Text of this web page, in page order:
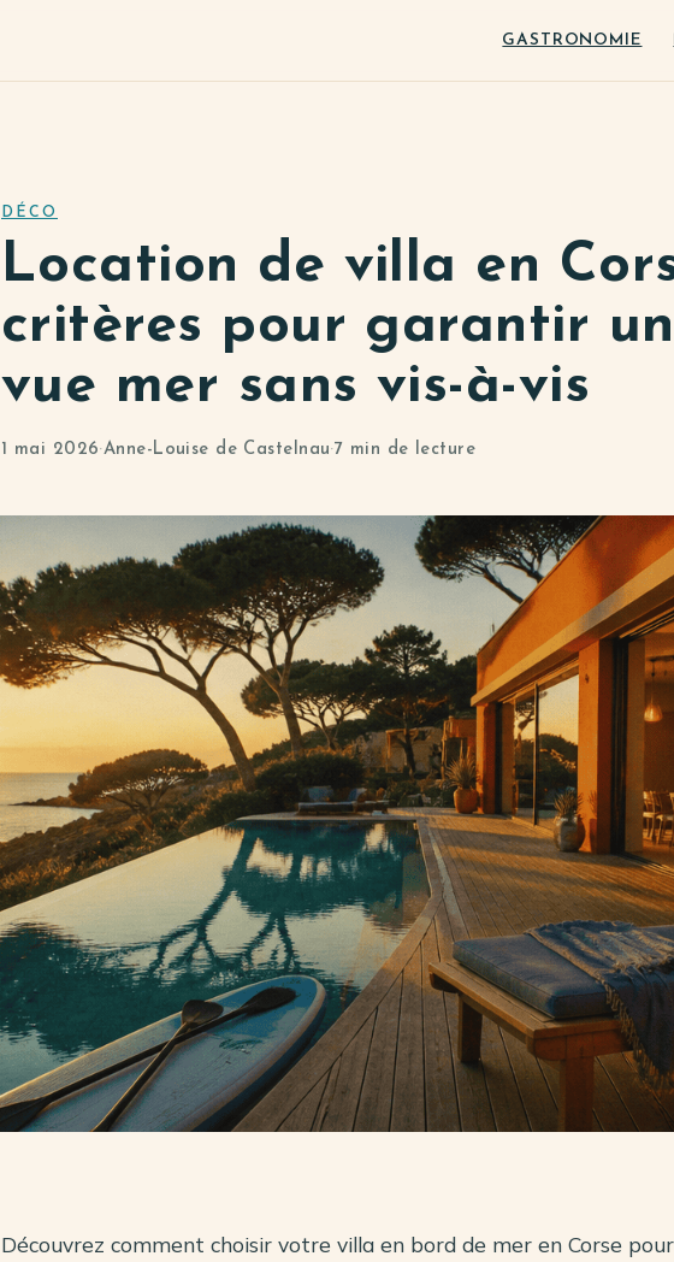
GASTRONOMIE
DÉCO
Location de villa en
critères pour garantir
vue mer sans vis-à-vis
1 mai 2026·Anne-Louise de Castelnau·7 min de lecture
Découvrez comment choisir votre villa en bord de mer en Corse